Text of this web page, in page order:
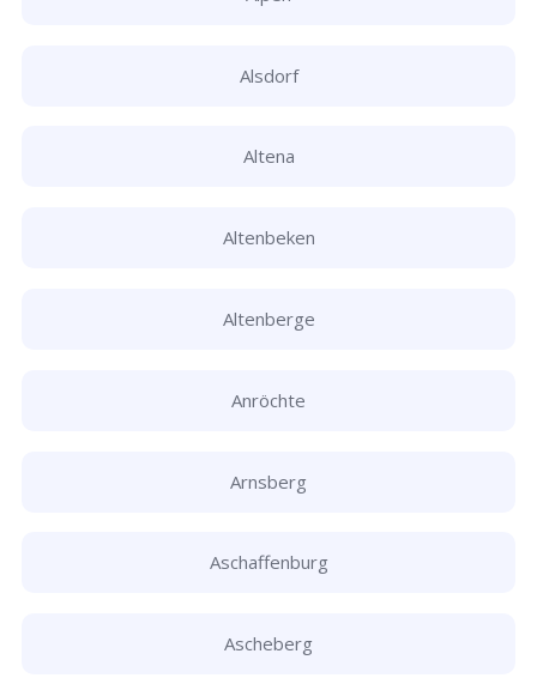
Alsdorf
Altena
Altenbeken
Altenberge
Anröchte
Arnsberg
Aschaffenburg
Ascheberg